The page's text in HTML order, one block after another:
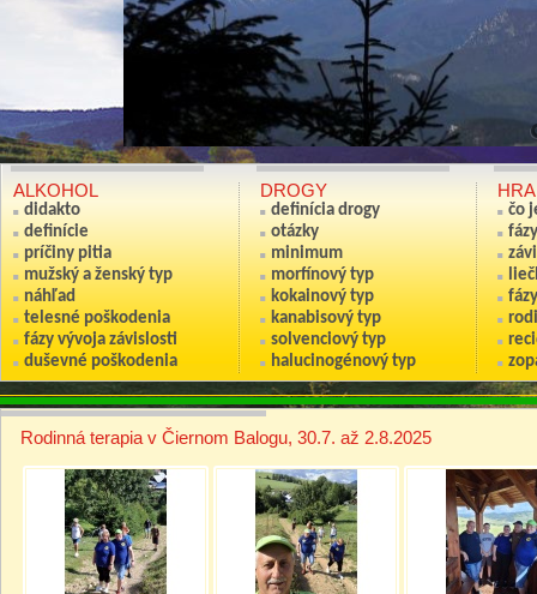
Ak nie si
(Anton
ALKOHOL
didakto
definície
príčiny pitia
mužský a ženský typ
náhľad
telesné poškodenia
fázy vývoja závislosti
duševné poškodenia
DROGY
definícia drogy
otázky
minimum
morfínový typ
kokainový typ
kanabisový typ
solvenciový typ
halucinogénový typ
HRA
čo
Rodinná terapia v Čiernom Balogu, 30.7. až 2.8.2025